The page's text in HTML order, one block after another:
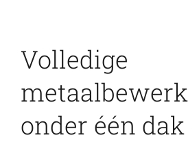
Volledige
onder één dak